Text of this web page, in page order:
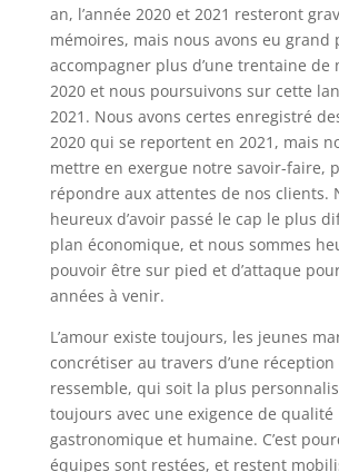
an, l’année 2020 et 2021 resteront
mémoires, mais nous avons eu grand
accompagner plus d’une trentaine de
2020 et nous poursuivons sur cette
2021. Nous avons certes enregistré
2020 qui se reportent en 2021, mais
mettre en exergue notre savoir-faire,
répondre aux attentes de nos clients.
heureux d’avoir passé le cap le plus
plan économique, et nous sommes
pouvoir être sur pied et d’attaque
années à venir.
L’amour existe toujours, les jeunes
concrétiser au travers d’une
ressemble, qui soit la plus
toujours avec une exigence de qualité
gastronomique et humaine. C’est
équipes sont restées, et restent